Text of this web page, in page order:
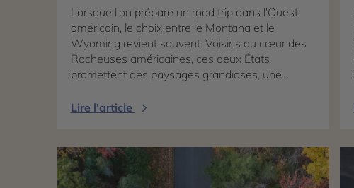
Lorsque l'on prépare un road trip dans l'Ouest
américain, le choix entre le Montana et le
Wyoming revient souvent. Voisins au cœur des
Rocheuses américaines, ces deux États
promettent des paysages grandioses, une
l'univers du Far West. Pourtant, ils possèdent
Yellowstone National Park et Grand Teton
National Park, deux des plus célèbres parcs
nationaux des États-Unis. Le Montana,
Lire l'article